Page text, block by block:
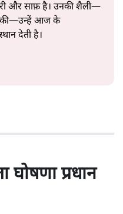
और साफ़ है। उनकी शैली—
की—उन्हें आज के
देती है।
घोषणा प्रधान